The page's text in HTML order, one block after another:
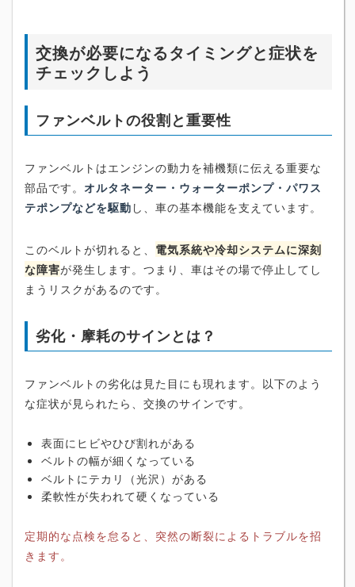
交換が必要になるタイミングと症状を
チェックしよう
ファンベルトの役割と重要性
ファンベルトはエンジンの動力を補機類に伝える重要な
部品です。 オルタネーター・ウォーターポンプ・パワス
テポンプなどを駆動 し、車の基本機能を支えています。
このベルトが切れると、 電気系統や冷却システムに深刻
な障害が発生します。つまり、車はその場で停止してし
まうリスクがあるのです。
劣化・摩耗のサインとは？
ファンベルトの劣化は見た目にも現れます。以下のよう
な症状が見られたら、交換のサインです。
表面にヒビやひび割れがある
ベルトの幅が細くなっている
ベルトにテカリ（光沢）がある
柔軟性が失われて硬くなっている
定期的な点検を怠ると、突然の断裂によるトラブルを招
きます。